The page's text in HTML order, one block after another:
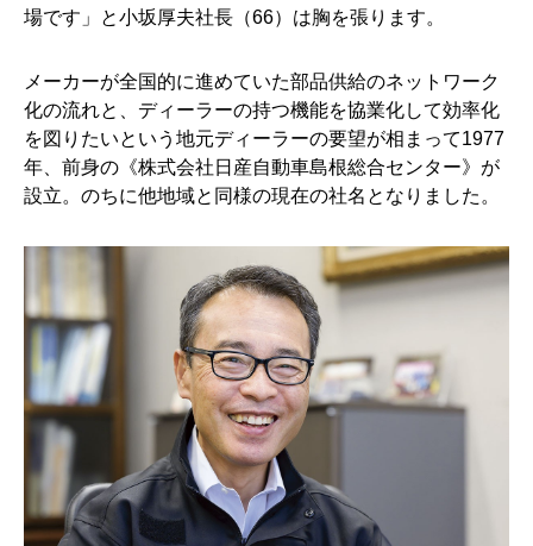
場です」と小坂厚夫社長（66）は胸を張ります。
メーカーが全国的に進めていた部品供給のネットワーク
化の流れと、ディーラーの持つ機能を協業化して効率化
を図りたいという地元ディーラーの要望が相まって1977
年、前身の《株式会社日産自動車島根総合センター》が
設立。のちに他地域と同様の現在の社名となりました。